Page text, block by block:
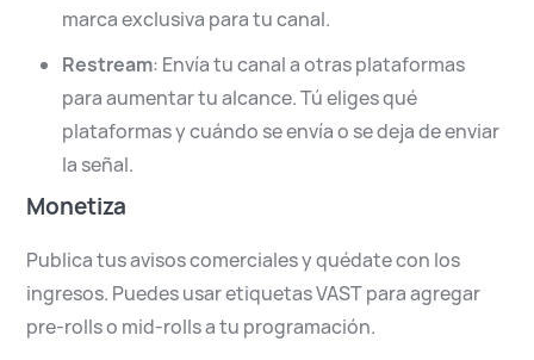
marca exclusiva para tu canal.
Restream: Envía tu canal a otras plataformas
para aumentar tu alcance. Tú eliges qué
plataformas y cuándo se envía o se deja de enviar
la señal.
Monetiza
Publica tus avisos comerciales y quédate con los
ingresos. Puedes usar etiquetas VAST para agregar
pre-rolls o mid-rolls a tu programación.